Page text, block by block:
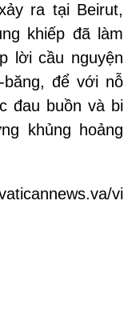
ra tại Beirut,
khiếp đã làm
lời cầu nguyện
để với nỗ
đau buồn và bi
khủng hoảng
vi